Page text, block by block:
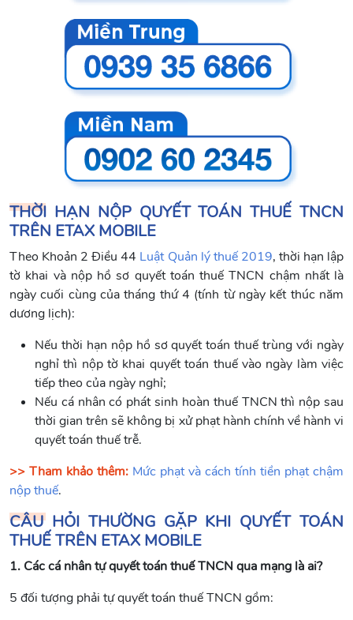
THỜI HẠN NỘP QUYẾT TOÁN THUẾ TNCN
TRÊN ETAX MOBILE
Theo Khoản 2 Điều 44 Luật Quản lý thuế 2019, thời hạn lập
tờ khai và nộp hồ sơ quyết toán thuế TNCN chậm nhất là
ngày cuối cùng của tháng thứ 4 (tính từ ngày kết thúc năm
dương lịch):
Nếu thời hạn nộp hồ sơ quyết toán thuế trùng với ngày
nghỉ thì nộp tờ khai quyết toán thuế vào ngày làm việc
tiếp theo của ngày nghỉ;
Nếu cá nhân có phát sinh hoàn thuế TNCN thì nộp sau
thời gian trên sẽ không bị xử phạt hành chính về hành vi
quyết toán thuế trễ.
>> Tham khảo thêm: Mức phạt và cách tính tiền phạt chậm
nộp thuế.
CÂU HỎI THƯỜNG GẶP KHI QUYẾT TOÁN
THUẾ TRÊN ETAX MOBILE
1. Các cá nhân tự quyết toán thuế TNCN qua mạng là ai?
5 đối tượng phải tự quyết toán thuế TNCN gồm: